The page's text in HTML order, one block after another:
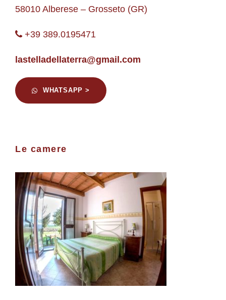
58010 Alberese – Grosseto (GR)
+39 389.0195471
lastelladellaterra@gmail.com
WHATSAPP >
Le camere